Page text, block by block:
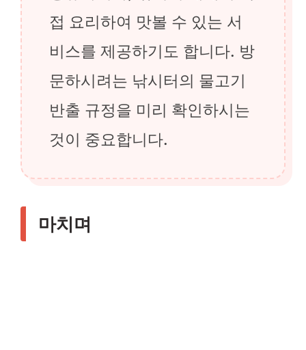
접 요리하여 맛볼 수 있는 서
비스를 제공하기도 합니다. 방
문하시려는 낚시터의 물고기
반출 규정을 미리 확인하시는
것이 중요합니다.
마치며